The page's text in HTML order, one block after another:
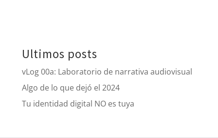
Ultimos posts
vLog 00a: Laboratorio de narrativa audiovisual
Algo de lo que dejó el 2024
Tu identidad digital NO es tuya